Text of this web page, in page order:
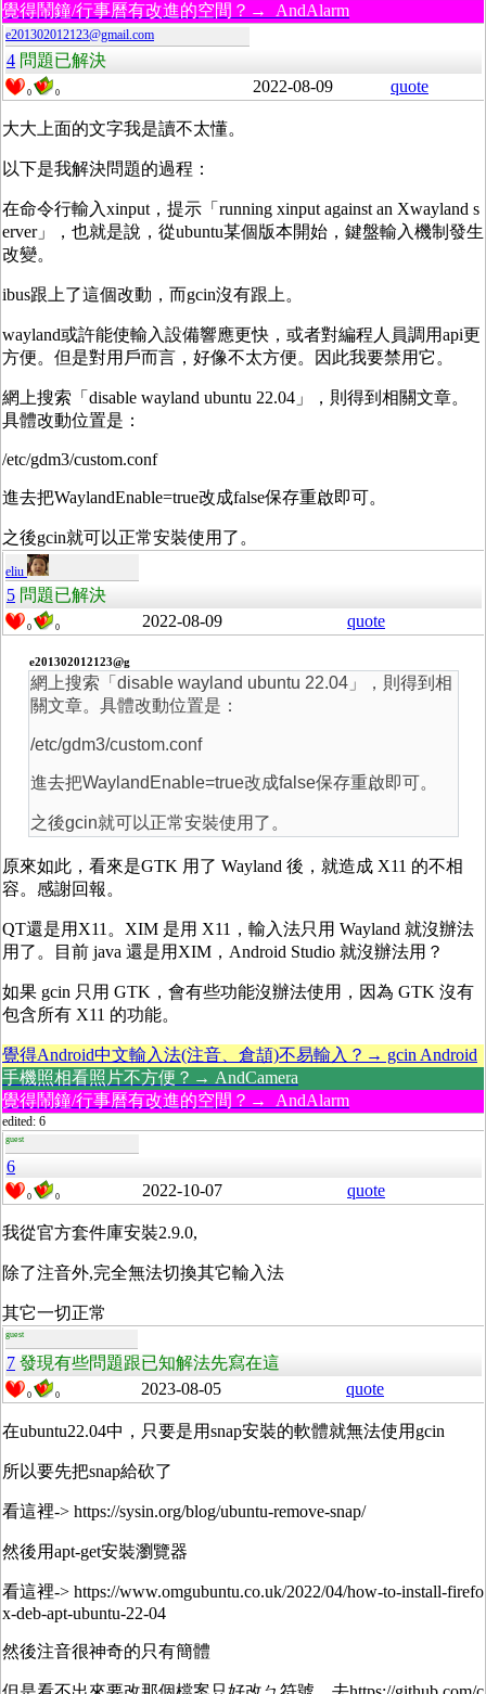
覺得鬧鐘/行事曆有改進的空間？→ AndAlarm
e201302012123@gmail.com
4 問題已解決
0 0 2022-08-09 quote
大大上面的文字我是讀不太懂。
以下是我解決問題的過程：
在命令行輸入xinput，提示「running xinput against an Xwayland s
erver」，也就是說，從ubuntu某個版本開始，鍵盤輸入機制發生
改變。
ibus跟上了這個改動，而gcin沒有跟上。
wayland或許能使輸入設備響應更快，或者對編程人員調用api更
方便。但是對用戶而言，好像不太方便。因此我要禁用它。
網上搜索「disable wayland ubuntu 22.04」，則得到相關文章。
具體改動位置是：
/etc/gdm3/custom.conf
進去把WaylandEnable=true改成false保存重啟即可。
之後gcin就可以正常安裝使用了。
eliu
5 問題已解決
0 0 2022-08-09 quote
e201302012123@g
網上搜索「disable wayland ubuntu 22.04」，則得到相
關文章。具體改動位置是：
/etc/gdm3/custom.conf
進去把WaylandEnable=true改成false保存重啟即可。
之後gcin就可以正常安裝使用了。
原來如此，看來是GTK 用了 Wayland 後，就造成 X11 的不相
容。感謝回報。
QT還是用X11。XIM 是用 X11，輸入法只用 Wayland 就沒辦法
用了。目前 java 還是用XIM，Android Studio 就沒辦法用？
如果 gcin 只用 GTK，會有些功能沒辦法使用，因為 GTK 沒有
包含所有 X11 的功能。
覺得Android中文輸入法(注音、倉頡)不易輸入？→ gcin Android
手機照相看照片不方便？→ AndCamera
覺得鬧鐘/行事曆有改進的空間？→ AndAlarm
edited: 6
guest
6
0 0 2022-10-07 quote
我從官方套件庫安裝2.9.0,
除了注音外,完全無法切換其它輸入法
其它一切正常
guest
7 發現有些問題跟已知解法先寫在這
0 0 2023-08-05 quote
在ubuntu22.04中，只要是用snap安裝的軟體就無法使用gcin
所以要先把snap給砍了
看這裡-> https://sysin.org/blog/ubuntu-remove-snap/
然後用apt-get安裝瀏覽器
看這裡-> https://www.omgubuntu.co.uk/2022/04/how-to-install-firefo
x-deb-apt-ubuntu-22-04
然後注音很神奇的只有簡體